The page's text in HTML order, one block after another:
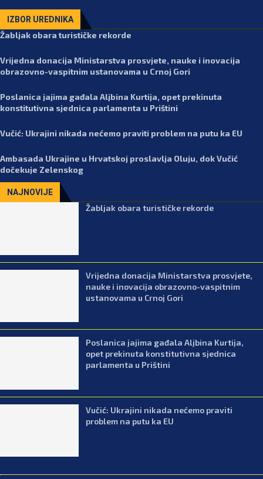
IZBOR UREDNIKA
Žabljak obara turističke rekorde
Vrijedna donacija Ministarstva prosvjete, nauke i inovacija
obrazovno-vaspitnim ustanovama u Crnoj Gori
Poslanica jajima gađala Aljbina Kurtija, opet prekinuta
konstitutivna sjednica parlamenta u Prištini
Vučić: Ukrajini nikada nećemo praviti problem na putu ka EU
Ambasada Ukrajine u Hrvatskoj proslavlja Oluju, dok Vučić
dočekuje Zelenskog
NAJNOVIJE
Žabljak obara turističke rekorde
Vrijedna donacija Ministarstva prosvjete,
nauke i inovacija obrazovno-vaspitnim
ustanovama u Crnoj Gori
Poslanica jajima gađala Aljbina Kurtija,
opet prekinuta konstitutivna sjednica
parlamenta u Prištini
Vučić: Ukrajini nikada nećemo praviti
problem na putu ka EU